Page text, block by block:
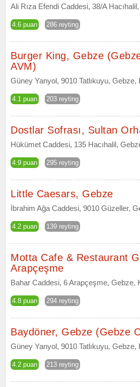
Ali Rıza Efendi Caddesi, 38/A
4.6 puan 286 reyting
Burger King, Gebze
AVM)
Güney Yanyol, 9010 Tatlıkuyu,
4.1 puan 203 reyting
Dostlar Sofrası, Sultan
Hükümet Caddesi, 135 Hacıhalil,
4.9 puan 295 reyting
Little Caesars, Gebze
İbrahim Ağa Caddesi, 9010 Güzeller,
4.2 puan 139 reyting
Motta Cafe & Restaurant
Arapçeşme
Bahar Caddesi, 6 Arapçeşme, Gebze,
4.8 puan 294 reyting
Baydöner, Gebze (Gebze
Güney Yanyol, 9010 Tatlıkuyu,
4.2 puan 213 reyting